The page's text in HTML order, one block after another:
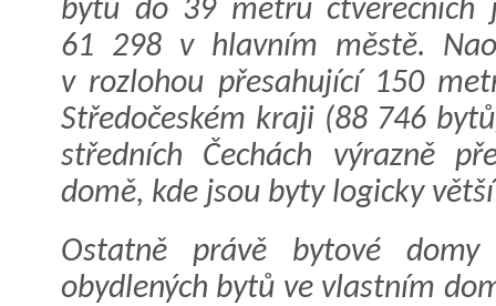
bytů do 39 metrů
61 298 v hlavním městě.
v rozlohou přesahující 150
Středočeském kraji (88 746
středních Čechách výrazně
domě, kde jsou byty logicky
Ostatně právě bytové
obydlených bytů ve vlastním